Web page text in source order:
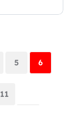
5 6
11